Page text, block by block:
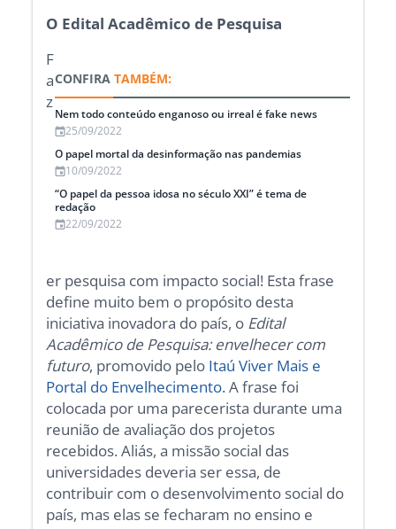
O Edital Acadêmico de Pesquisa
CONFIRATAMBÉM:
Nem todo conteúdo enganoso ou irreal é fake news
25/09/2022
O papel mortal da desinformação nas pandemias
10/09/2022
“O papel da pessoa idosa no século XXI” é tema de
redação
22/09/2022
F
a
z
er pesquisa com impacto social! Esta frase
define muito bem o propósito desta
iniciativa inovadora do país, o Edital
Acadêmico de Pesquisa: envelhecer com
futuro, promovido pelo Itaú Viver Mais e
Portal do Envelhecimento.A frase foi
colocada por uma parecerista durante uma
reunião de avaliação dos projetos
recebidos. Aliás, a missão social das
universidades deveria ser essa, de
contribuir com o desenvolvimento social do
país, mas elas se fecharam no ensino e